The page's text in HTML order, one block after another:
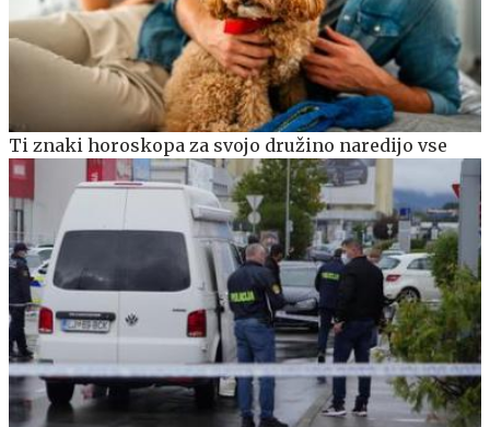
Ti znaki horoskopa za svojo družino naredijo vse